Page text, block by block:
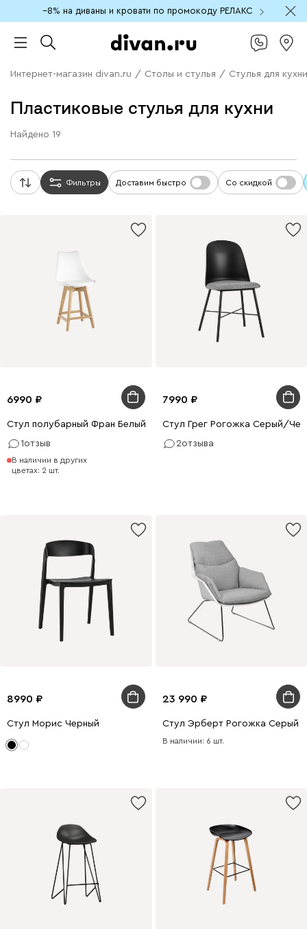
−8% на диваны и кровати по промокоду РЕЛАКС
Интернет-магазин divan.ru / Столы и стулья / Стулья для кухни
Пластиковые стулья для кухни
Найдено 19
Фильтры Доставим быстро Со скидкой
6990
Стул полубарный Фран Белый/Натуральный
1отзыв
В наличии в других
цветах: 2 шт.
7990
Стул Грег Рогожка Серый/
2отзыва
8990
Стул Морис Черный
23 990
Стул Эрберт Рогожка Серый
В наличии: 6 шт.